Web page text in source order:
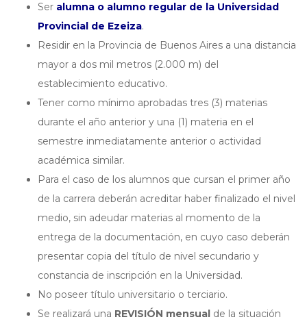
Ser alumna o alumno regular de la Universidad
Provincial de Ezeiza.
Residir en la Provincia de Buenos Aires a una distancia
mayor a dos mil metros (2.000 m) del
establecimiento educativo.
Tener como mínimo aprobadas tres (3) materias
durante el año anterior y una (1) materia en el
semestre inmediatamente anterior o actividad
académica similar.
Para el caso de los alumnos que cursan el primer año
de la carrera deberán acreditar haber finalizado el nivel
medio, sin adeudar materias al momento de la
entrega de la documentación, en cuyo caso deberán
presentar copia del título de nivel secundario y
constancia de inscripción en la Universidad.
No poseer título universitario o terciario.
Se realizará una REVISIÓN mensual de la situación